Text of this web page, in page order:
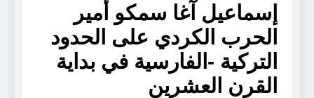
إسماعيل آغا سمكو أمير
الحرب الكردي على الحدود
التركية -الفارسية في بداية
القرن العشرين